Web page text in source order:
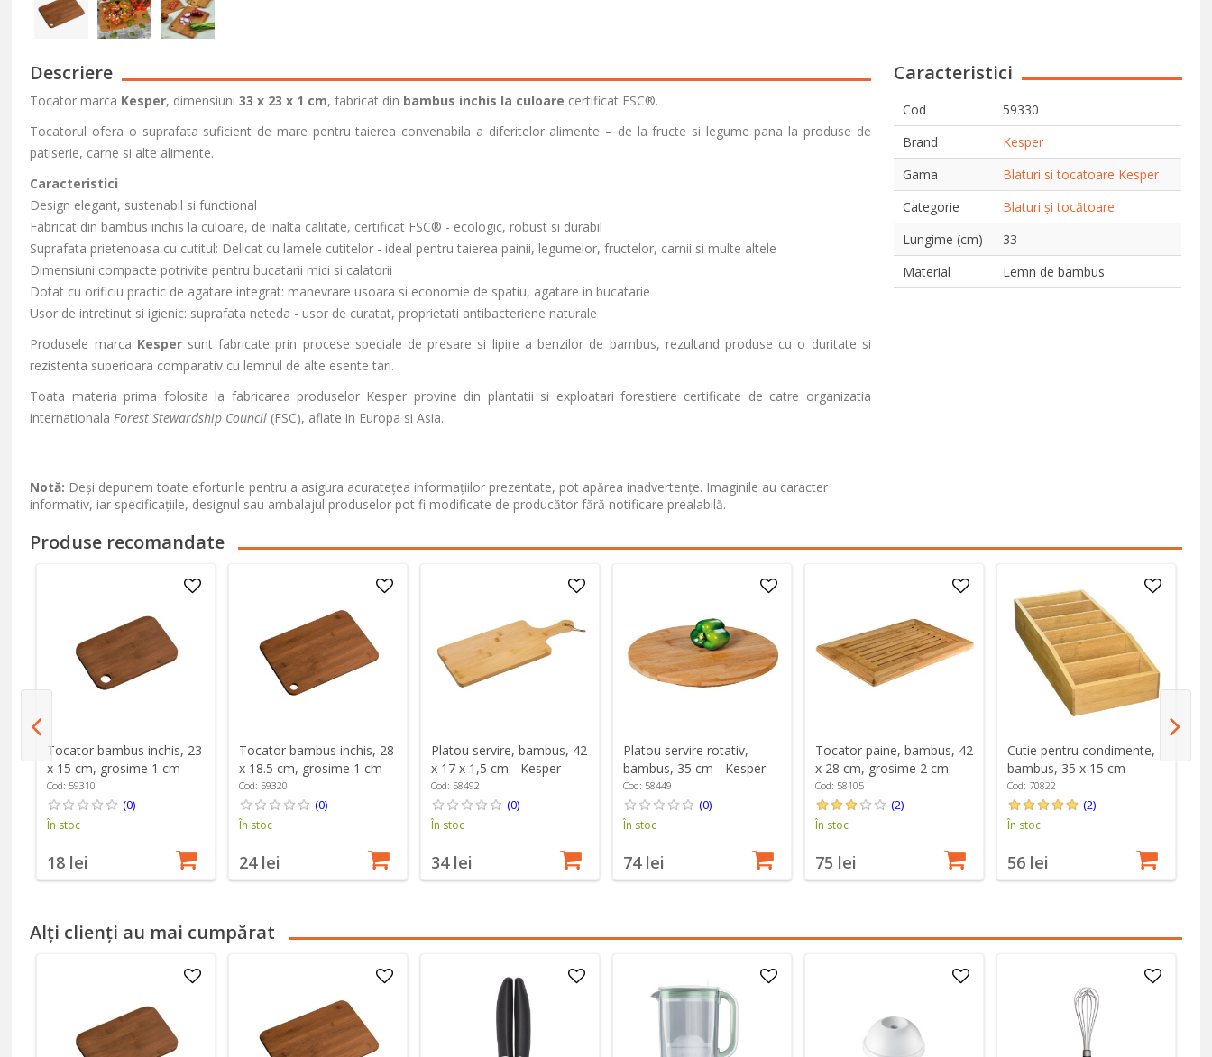
Descriere
Tocator marca Kesper, dimensiuni33 x 23 x 1 cm, fabricat din bambus inchis la culoare certificat FSC®.
Tocatorul ofera o suprafata suficient de mare pentru taierea convenabila a diferitelor alimente – de la fructe si legume pana la produse de
patiserie, carne si alte alimente.
Caracteristici
Design elegant, sustenabil si functional
Fabricat din bambus inchis la culoare, de inalta calitate, certificat FSC® - ecologic, robust si durabil
Suprafata prietenoasa cu cutitul: Delicat cu lamele cutitelor - ideal pentru taierea painii, legumelor, fructelor, carnii si multe altele
Dimensiuni compacte potrivite pentru bucatarii mici si calatorii
Dotat cu orificiu practic de agatare integrat: manevrare usoara si economie de spatiu, agatare in bucatarie
Usor de intretinut si igienic: suprafata neteda - usor de curatat, proprietati antibacteriene naturale
Produsele marca Kespersunt fabricate prin procese speciale de presare si lipire a benzilor de bambus, rezultand produse cu o duritate si
rezistenta superioara comparativ cu lemnul de alte esente tari.
Toata materia prima folosita la fabricarea produselor Kesper provine din plantatii si exploatari forestiere certificate de catre organizatia
internationalaForest Stewardship Council (FSC), aflate in Europa si Asia.
Caracteristici
Cod
59330
Brand
Kesper
Gama
Blaturi si tocatoare Kesper
Categorie
Blaturi și tocătoare
Lungime (cm)
33
Material
Lemn de bambus
Notă: Deși depunem toate eforturile pentru a asigura acuratețea informațiilor prezentate, pot apărea inadvertențe. Imaginile au caracter
informativ, iar specificațiile, designul sau ambalajul produselor pot fi modificate de producător fără notificare prealabilă.
Produse recomandate
Tocator bambus inchis, 23
x 15 cm, grosime 1 cm -
Kesper
Cod: 59310
(0)
În stoc
18 lei
Tocator bambus inchis, 28
x 18.5 cm, grosime 1 cm -
Kesper
Cod: 59320
(0)
În stoc
24 lei
Platou servire, bambus, 42
x 17 x 1,5 cm - Kesper
Cod: 58492
(0)
În stoc
34 lei
Platou servire rotativ,
bambus, 35 cm - Kesper
Cod: 58449
(0)
În stoc
74 lei
Tocator paine, bambus, 42
x 28 cm, grosime 2 cm -
Kesper
Cod: 58105
(2)
În stoc
75 lei
Cutie pentru condimente,
bambus, 35 x 15 cm -
Kesper
Cod: 70822
(2)
În stoc
56 lei
Alți clienți au mai cumpărat